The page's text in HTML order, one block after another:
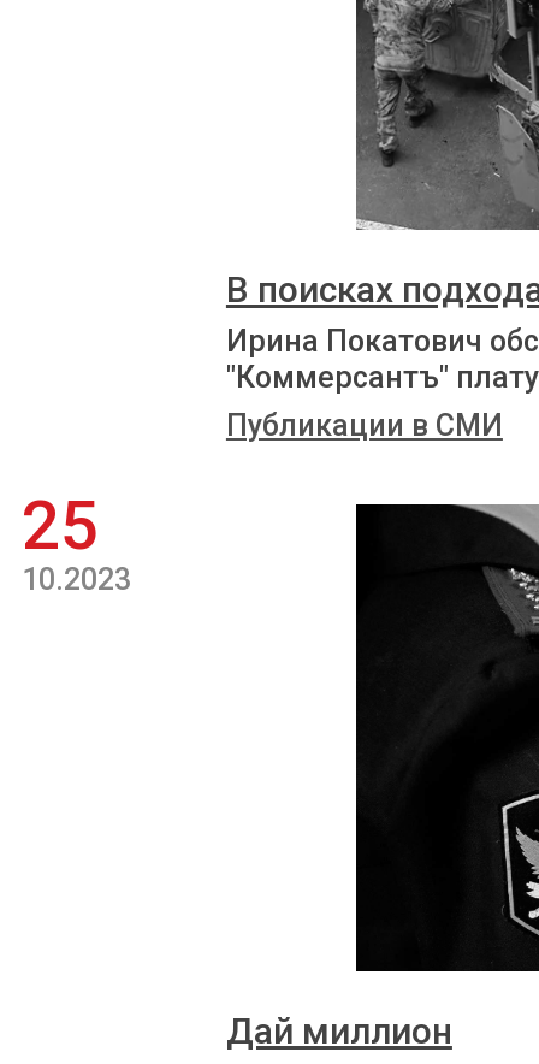
В поисках
Ирина Покатович
"Коммерсантъ"
Публикации в СМИ
25
10.2023
Дай миллион